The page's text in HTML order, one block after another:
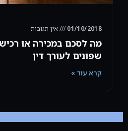
שפונים לעורך דין
01/10/2018 אין תגובות
קרא עוד »